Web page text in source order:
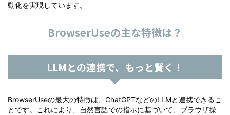
動化を実現しています。
BrowserUseの主な特徴は？
LLMとの連携で、もっと賢く！
BrowserUseの最大の特徴は、ChatGPTなどのLLMと連携できるこ
とです。これにより、自然言語での指示に基づいて、ブラウザ操